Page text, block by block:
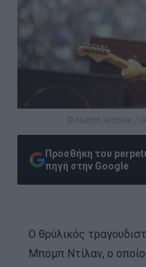
© Hulton Archive /
Προσθήκη του
πηγή στην Google
Ο θρύλικός
Μπομπ Ντίλαν, ο